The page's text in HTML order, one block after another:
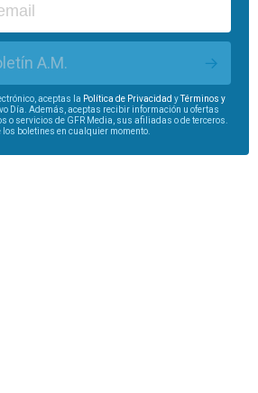
A.M.
aceptas la Política de Privacidad yTérminos y
Día. Además, aceptas recibir información u ofertas
o servicios de GFR Media, sus afiliadas o de terceros.
boletines en cualquier momento.